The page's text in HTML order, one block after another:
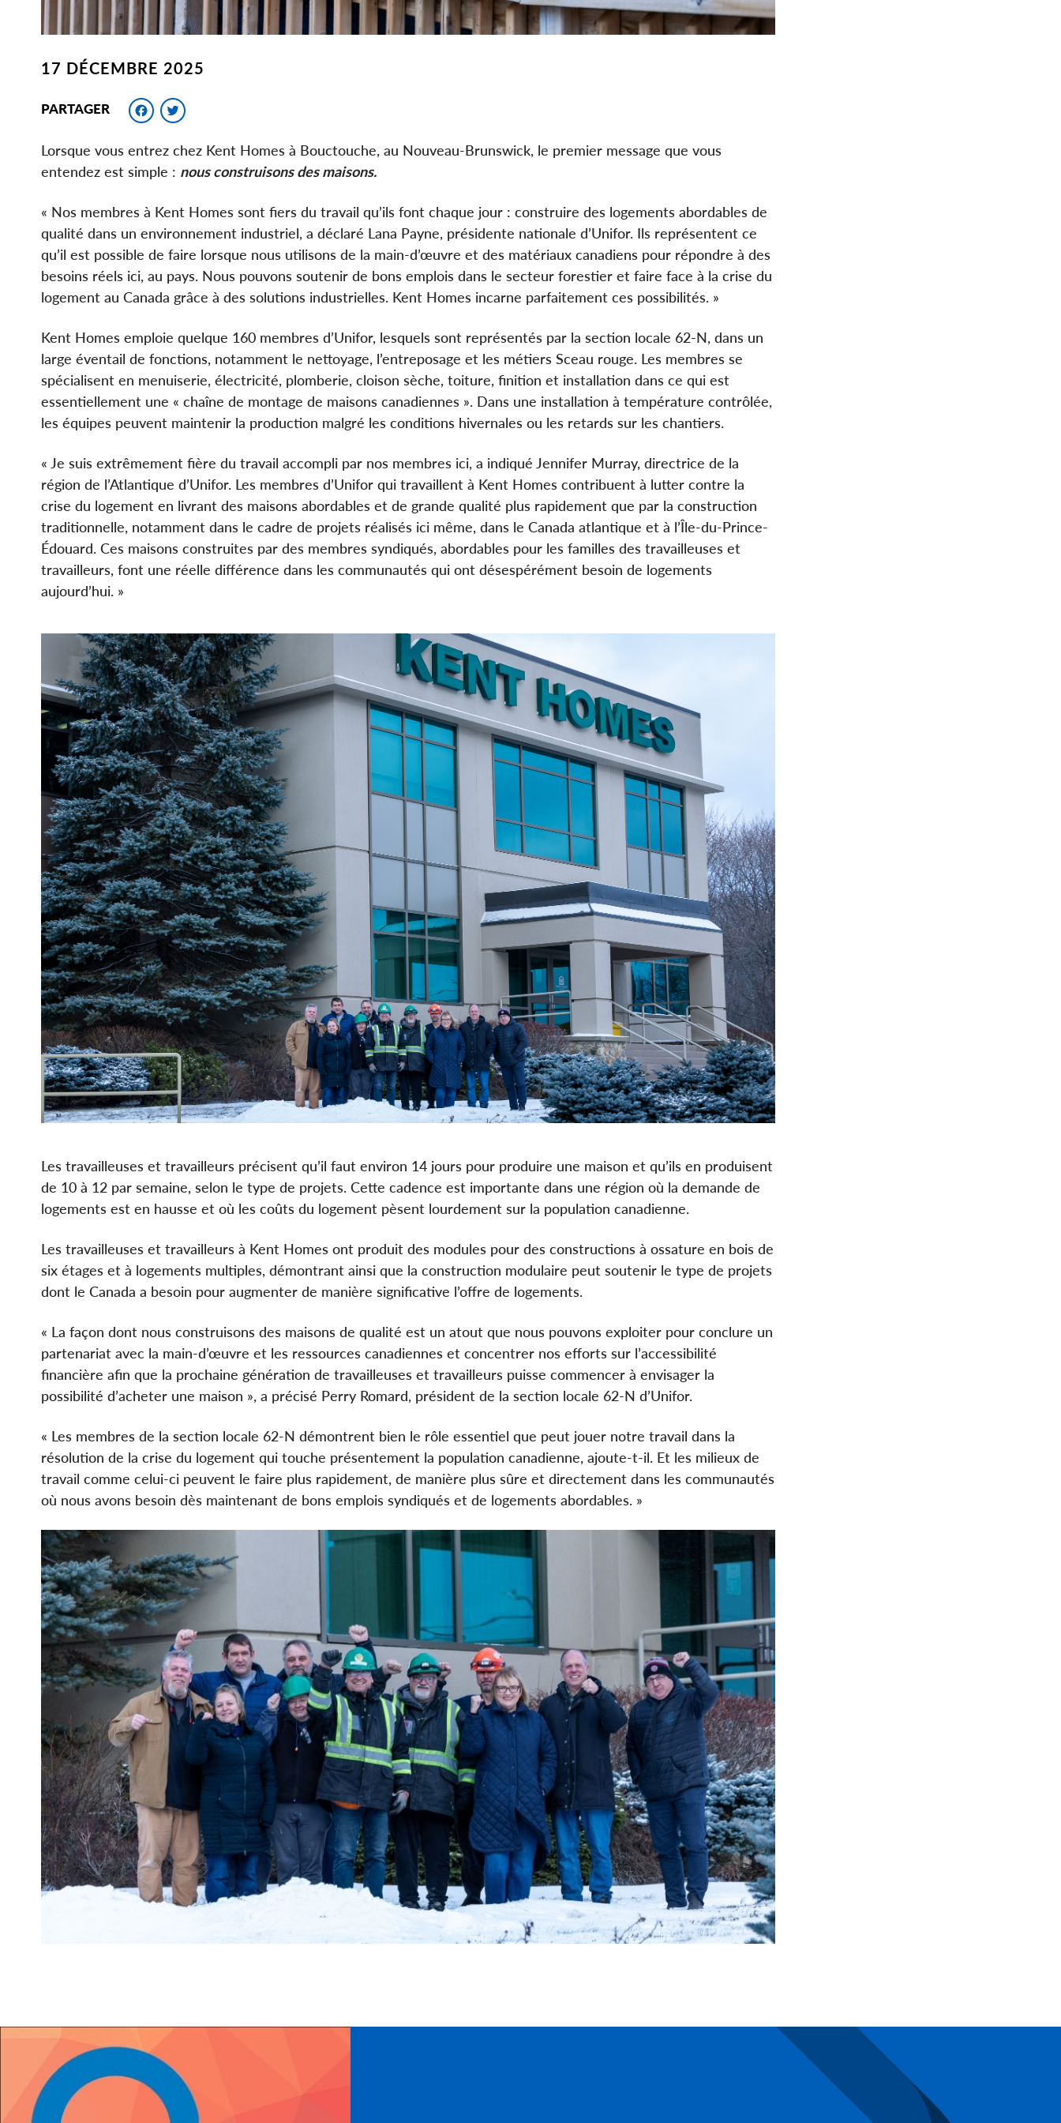
17 DÉCEMBRE 2025
PARTAGER Facebook
Lorsque vous entrez chez Kent Homes à Bouctouche, au Nouveau-Brunswick, le premier message que vous
entendez est simple : nous construisons des maisons.
« Nos membres à Kent Homes sont fiers du travail qu’ils font chaque jour : construire des logements abordables de
qualité dans un environnement industriel, a déclaré Lana Payne, présidente nationale d’Unifor. Ils représentent ce
qu’il est possible de faire lorsque nous utilisons de la main‑d’œuvre et des matériaux canadiens pour répondre à des
besoins réels ici, au pays. Nous pouvons soutenir de bons emplois dans le secteur forestier et faire face à la crise du
logement au Canada grâce à des solutions industrielles. Kent Homes incarne parfaitement ces possibilités. »
Kent Homes emploie quelque 160 membres d’Unifor, lesquels sont représentés par la section locale 62-N, dans un
large éventail de fonctions, notamment le nettoyage, l’entreposage et les métiers Sceau rouge. Les membres se
spécialisent en menuiserie, électricité, plomberie, cloison sèche, toiture, finition et installation dans ce qui est
essentiellement une « chaîne de montage de maisons canadiennes ». Dans une installation à température contrôlée,
les équipes peuvent maintenir la production malgré les conditions hivernales ou les retards sur les chantiers.
« Je suis extrêmement fière du travail accompli par nos membres ici, a indiqué Jennifer Murray, directrice de la
région de l’Atlantique d’Unifor. Les membres d’Unifor qui travaillent à Kent Homes contribuent à lutter contre la
crise du logement en livrant des maisons abordables et de grande qualité plus rapidement que par la construction
traditionnelle, notamment dans le cadre de projets réalisés ici même, dans le Canada atlantique et à l’Île-du-Prince-
Édouard. Ces maisons construites par des membres syndiqués, abordables pour les familles des travailleuses et
travailleurs, font une réelle différence dans les communautés qui ont désespérément besoin de logements
aujourd’hui. »
Image
Les travailleuses et travailleurs précisent qu’il faut environ 14 jours pour produire une maison et qu’ils en produisent
de 10 à 12 par semaine, selon le type de projets. Cette cadence est importante dans une région où la demande de
logements est en hausse et où les coûts du logement pèsent lourdement sur la population canadienne.
Les travailleuses et travailleurs à Kent Homes ont produit des modules pour des constructions à ossature en bois de
six étages et à logements multiples, démontrant ainsi que la construction modulaire peut soutenir le type de projets
dont le Canada a besoin pour augmenter de manière significative l’offre de logements.
« La façon dont nous construisons des maisons de qualité est un atout que nous pouvons exploiter pour conclure un
partenariat avec la main-d’œuvre et les ressources canadiennes et concentrer nos efforts sur l’accessibilité
financière afin que la prochaine génération de travailleuses et travailleurs puisse commencer à envisager la
possibilité d’acheter une maison », a précisé Perry Romard, président de la section locale 62‑N d’Unifor.
« Les membres de la section locale 62-N démontrent bien le rôle essentiel que peut jouer notre travail dans la
résolution de la crise du logement qui touche présentement la population canadienne, ajoute-t-il. Et les milieux de
travail comme celui-ci peuvent le faire plus rapidement, de manière plus sûre et directement dans les communautés
où nous avons besoin dès maintenant de bons emplois syndiqués et de logements abordables. »
Image